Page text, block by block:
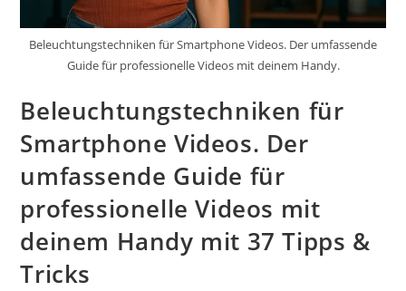
Beleuchtungstechniken für Smartphone Videos. Der umfassende
Guide für professionelle Videos mit deinem Handy.
Beleuchtungstechniken für
Smartphone Videos. Der
umfassende Guide für
professionelle Videos mit
deinem Handy mit 37 Tipps &
Tricks